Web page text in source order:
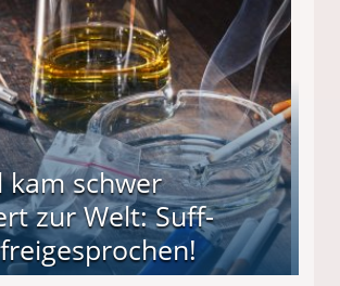
kam schwer
zur Welt: Suff-